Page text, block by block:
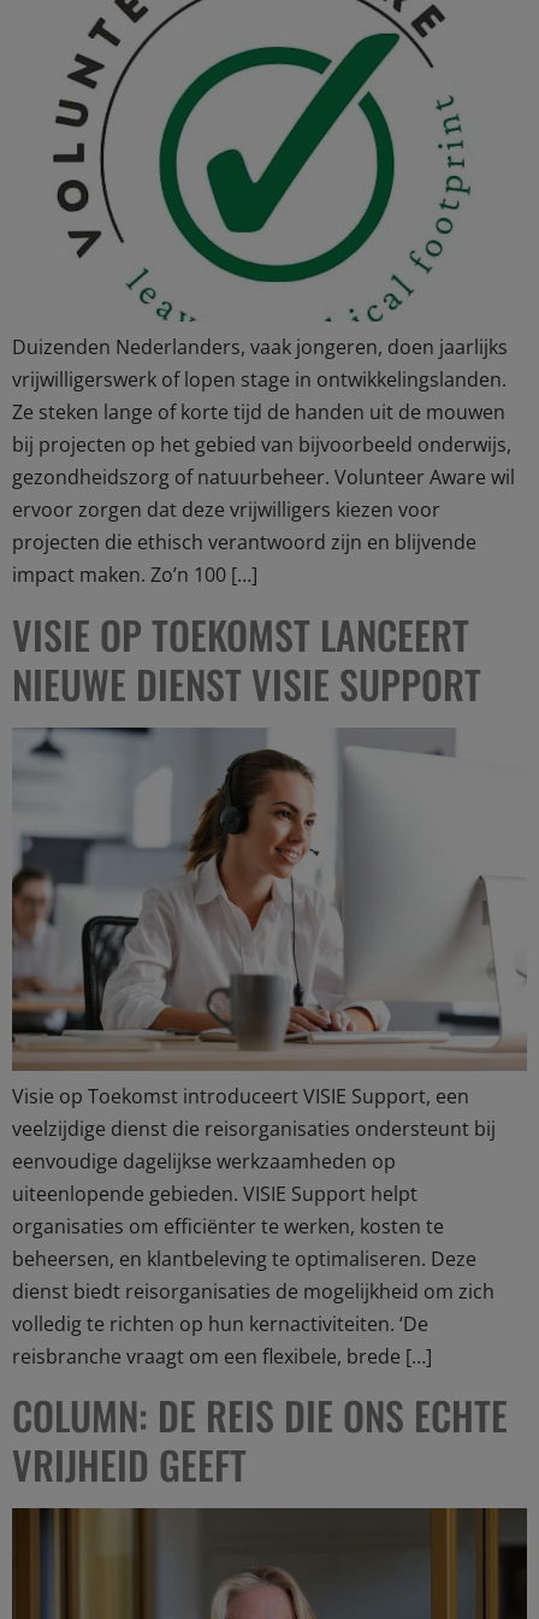
Duizenden Nederlanders, vaak jongeren, doen jaarlijks
vrijwilligerswerk of lopen stage in ontwikkelingslanden.
Ze steken lange of korte tijd de handen uit de mouwen
bij projecten op het gebied van bijvoorbeeld onderwijs,
gezondheidszorg of natuurbeheer. Volunteer Aware wil
ervoor zorgen dat deze vrijwilligers kiezen voor
projecten die ethisch verantwoord zijn en blijvende
impact maken. Zo’n 100 […]
VISIE OP TOEKOMST LANCEERT
NIEUWE DIENST VISIE SUPPORT
Visie op Toekomst introduceert VISIE Support, een
veelzijdige dienst die reisorganisaties ondersteunt bij
eenvoudige dagelijkse werkzaamheden op
uiteenlopende gebieden. VISIE Support helpt
organisaties om efficiënter te werken, kosten te
beheersen, en klantbeleving te optimaliseren. Deze
dienst biedt reisorganisaties de mogelijkheid om zich
volledig te richten op hun kernactiviteiten. ‘De
reisbranche vraagt om een flexibele, brede […]
COLUMN: DE REIS DIE ONS ECHTE
VRIJHEID GEEFT